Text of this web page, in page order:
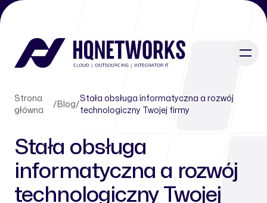
Strona
główna
/ Blog/
Stała obsługa informatyczna a rozwój
technologiczny Twojej firmy
Stała obsługa
informatyczna a rozwój
technologiczny Twojej